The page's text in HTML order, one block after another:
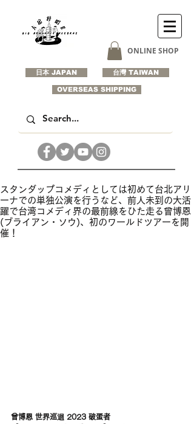
日本 JAPAN
ONLINE SHOP
台灣 TAIWAN
OVERSEAS SHIPPING
スタンダップコメディとしては初めて台北アリ
ーナでの単独公演を行うなど、前人未到の大活
躍で台湾コメディ界の最前線をひた走る曾博恩
(ブライアン・ソウ)、初のワールドツアーを開
催！
曾博恩 世界巡迴 2023 破蛋者